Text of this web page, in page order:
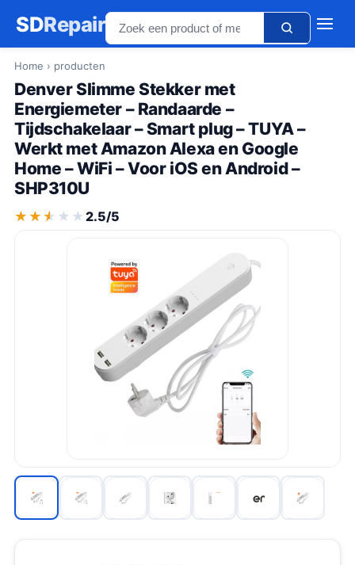
SDRepair
Home › producten
Denver Slimme Stekker met
Energiemeter – Randaarde –
Tijdschakelaar – Smart plug – TUYA –
Werkt met Amazon Alexa en Google
Home – WiFi – Voor iOS en Android –
SHP310U
★★★★★
★★★★★ 2.5/5